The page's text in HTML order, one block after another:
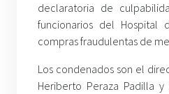
declaratoria de
funcionarios del Hospital
compras fraudulentas de
Los condenados son el
Heriberto Peraza Padilla